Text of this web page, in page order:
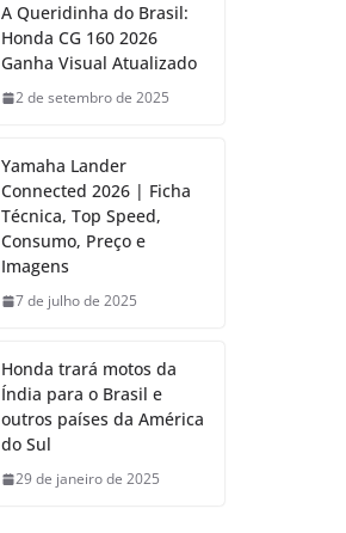
A Queridinha do Brasil:
Honda CG 160 2026
Ganha Visual Atualizado
2 de setembro de 2025
Yamaha Lander
Connected 2026 | Ficha
Técnica, Top Speed,
Consumo, Preço e
Imagens
7 de julho de 2025
Honda trará motos da
Índia para o Brasil e
outros países da América
do Sul
29 de janeiro de 2025